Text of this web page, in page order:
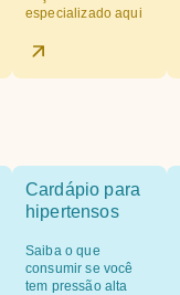
especializado aqui
Cardápio para
hipertensos
Saiba o que
consumir se você
tem pressão alta